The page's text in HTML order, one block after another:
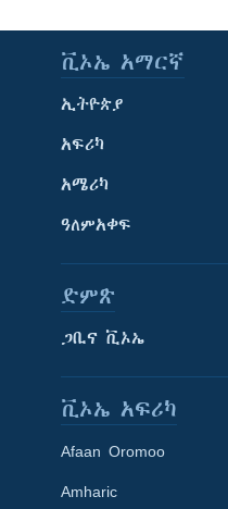
ቪኦኤ አማርኛ
ኢትዮጵያ
አፍሪካ
አሜሪካ
ዓለምአቀፍ
ድምጽ
ጋቢና ቪኦኤ
ቪኦኤ አፍሪካ
Afaan Oromoo
Amharic